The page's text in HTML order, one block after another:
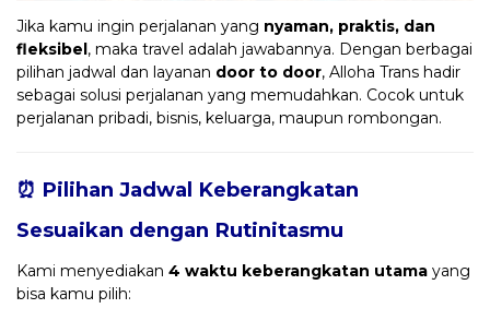
Jika kamu ingin perjalanan yang nyaman, praktis, dan
fleksibel, maka travel adalah jawabannya. Dengan berbagai
pilihan jadwal dan layanan door to door, Alloha Trans hadir
sebagai solusi perjalanan yang memudahkan. Cocok untuk
perjalanan pribadi, bisnis, keluarga, maupun rombongan.
⏰ Pilihan Jadwal Keberangkatan
Sesuaikan dengan Rutinitasmu
Kami menyediakan 4 waktu keberangkatan utama yang
bisa kamu pilih: